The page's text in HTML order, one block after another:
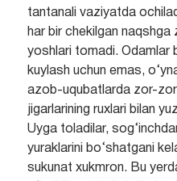
tantanali vaziyatda
har bir chekilgan naqshga
yoshlari tomadi. Odamlar
kuylash uchun emas,
azob-uqubatlarda zor-
jigarlarining ruxlari bilan
Uyga toladilar,
yuraklarini bo‘shatgani
sukunat xukmron. Bu